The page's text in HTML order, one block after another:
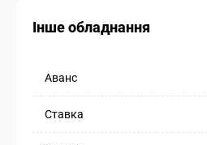
Інше обладнання
Аванс
Ставка